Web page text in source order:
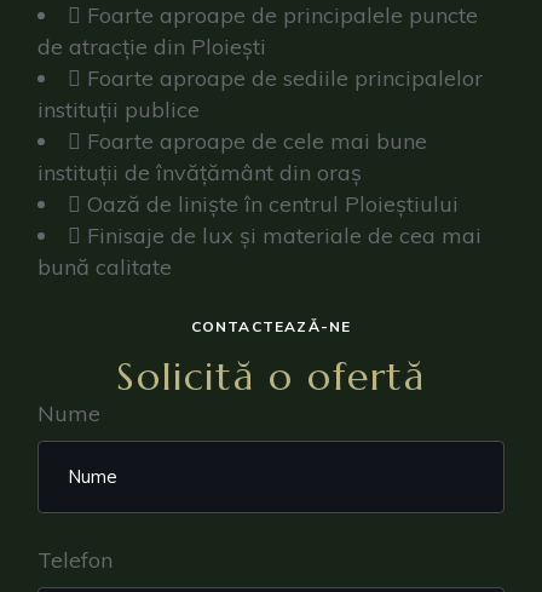
Foarte aproape de principalele puncte
de atracție din Ploiești
Foarte aproape de sediile principalelor
instituții publice
Foarte aproape de cele mai bune
instituții de învățământ din oraș
Oază de liniște în centrul Ploieștiului
Finisaje de lux și materiale de cea mai
bună calitate
CONTACTEAZĂ-NE
Solicită o ofertă
Nume
Telefon